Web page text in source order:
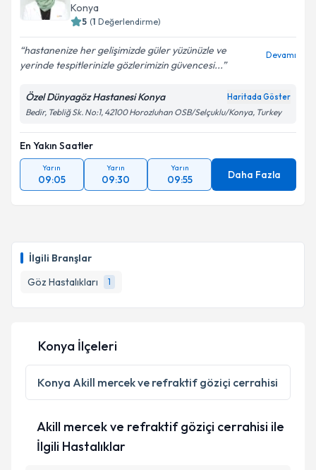
İlgili Branşlar
Göz Hastalıkları
1
Konya
5 (1 Değerlendirme)
hastanenize her gelişimizde güler yüzünüzle ve
yerinde tespitlerinizle gözlerimizin güvencesi...
Devamı
Özel Dünyagöz Hastanesi Konya Haritada Göster
Bedir, Tebliğ Sk. No:1, 42100 Horozluhan OSB/Selçuklu/Konya, Turkey
En Yakın Saatler
Yarın
09:05
Yarın
09:30
Yarın
09:55 Daha Fazla
Konya İlçeleri
Konya Akill mercek ve refraktif göziçi cerrahisi
Akill mercek ve refraktif göziçi cerrahisi ile
İlgili Hastalıklar